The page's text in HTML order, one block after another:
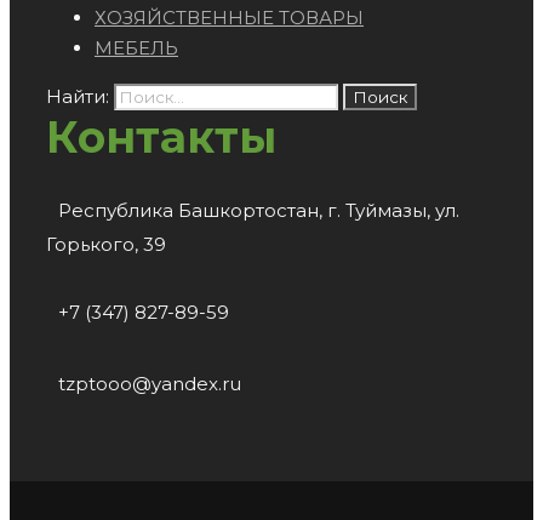
ХОЗЯЙСТВЕННЫЕ ТОВАРЫ
МЕБЕЛЬ
Найти:
Контакты
Республика Башкортостан, г. Туймазы, ул.
Горького, 39
+7 (347) 827-89-59
tzptooo@yandex.ru